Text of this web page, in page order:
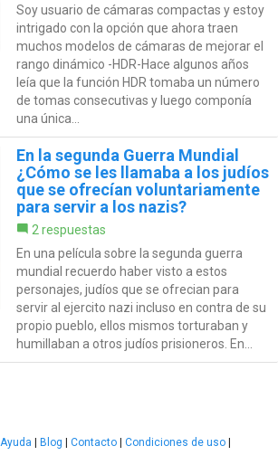
Soy usuario de cámaras compactas y estoy
intrigado con la opción que ahora traen
muchos modelos de cámaras de mejorar el
rango dinámico -HDR-Hace algunos años
leía que la función HDR tomaba un número
de tomas consecutivas y luego componía
una única...
En la segunda Guerra Mundial
¿Cómo se les llamaba a los judíos
que se ofrecían voluntariamente
para servir a los nazis?
2 respuestas
En una película sobre la segunda guerra
mundial recuerdo haber visto a estos
personajes, judíos que se ofrecian para
servir al ejercito nazi incluso en contra de su
propio pueblo, ellos mismos torturaban y
humillaban a otros judíos prisioneros. En...
Ayuda | Blog | Contacto | Condiciones de uso |